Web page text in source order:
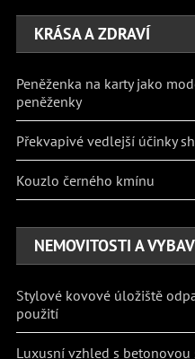
KRÁSA A ZDRAVÍ
Peněženka na karty jako
peněženky
Překvapivé vedlejší účinky
Kouzlo černého kmínu
NEMOVITOSTI A
Stylové kovové úložiště
použití
Luxusní vzhled s betonovou